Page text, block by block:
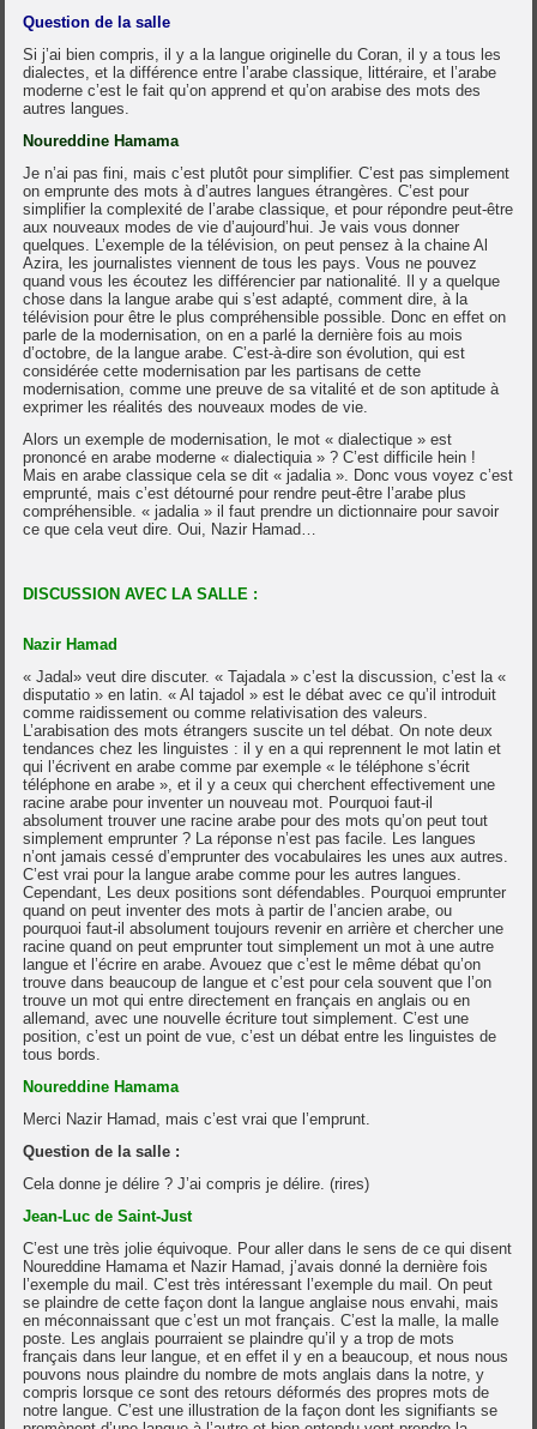
Question de la salle
Si j’ai bien compris, il y a la langue originelle du Coran, il y a tous les
dialectes, et la différence entre l’arabe classique, littéraire, et l’arabe
moderne c’est le fait qu’on apprend et qu’on arabise des mots des
autres langues.
Noureddine Hamama
Je n’ai pas fini, mais c’est plutôt pour simplifier. C’est pas simplement
on emprunte des mots à d’autres langues étrangères. C’est pour
simplifier la complexité de l’arabe classique, et pour répondre peut-être
aux nouveaux modes de vie d’aujourd’hui. Je vais vous donner
quelques. L’exemple de la télévision, on peut pensez à la chaine Al
Azira, les journalistes viennent de tous les pays. Vous ne pouvez
quand vous les écoutez les différencier par nationalité. Il y a quelque
chose dans la langue arabe qui s’est adapté, comment dire, à la
télévision pour être le plus compréhensible possible. Donc en effet on
parle de la modernisation, on en a parlé la dernière fois au mois
d’octobre, de la langue arabe. C’est-à-dire son évolution, qui est
considérée cette modernisation par les partisans de cette
modernisation, comme une preuve de sa vitalité et de son aptitude à
exprimer les réalités des nouveaux modes de vie.
Alors un exemple de modernisation, le mot « dialectique » est
prononcé en arabe moderne « dialectiquia » ? C’est difficile hein !
Mais en arabe classique cela se dit « jadalia ». Donc vous voyez c’est
emprunté, mais c’est détourné pour rendre peut-être l’arabe plus
compréhensible. « jadalia » il faut prendre un dictionnaire pour savoir
ce que cela veut dire. Oui, Nazir Hamad…
DISCUSSION AVEC LA SALLE :
Nazir Hamad
« Jadal» veut dire discuter. « Tajadala » c’est la discussion, c’est la «
disputatio » en latin. « Al tajadol » est le débat avec ce qu’il introduit
comme raidissement ou comme relativisation des valeurs.
L’arabisation des mots étrangers suscite un tel débat. On note deux
tendances chez les linguistes : il y en a qui reprennent le mot latin et
qui l’écrivent en arabe comme par exemple « le téléphone s’écrit
téléphone en arabe », et il y a ceux qui cherchent effectivement une
racine arabe pour inventer un nouveau mot. Pourquoi faut-il
absolument trouver une racine arabe pour des mots qu’on peut tout
simplement emprunter ? La réponse n’est pas facile. Les langues
n’ont jamais cessé d’emprunter des vocabulaires les unes aux autres.
C’est vrai pour la langue arabe comme pour les autres langues.
Cependant, Les deux positions sont défendables. Pourquoi emprunter
quand on peut inventer des mots à partir de l’ancien arabe, ou
pourquoi faut-il absolument toujours revenir en arrière et chercher une
racine quand on peut emprunter tout simplement un mot à une autre
langue et l’écrire en arabe. Avouez que c’est le même débat qu’on
trouve dans beaucoup de langue et c’est pour cela souvent que l’on
trouve un mot qui entre directement en français en anglais ou en
allemand, avec une nouvelle écriture tout simplement. C’est une
position, c’est un point de vue, c’est un débat entre les linguistes de
tous bords.
Noureddine Hamama
Merci Nazir Hamad, mais c’est vrai que l’emprunt.
Question de la salle :
Cela donne je délire ? J’ai compris je délire. (rires)
Jean-Luc de Saint-Just
C’est une très jolie équivoque. Pour aller dans le sens de ce qui disent
Noureddine Hamama et Nazir Hamad, j’avais donné la dernière fois
l’exemple du mail. C’est très intéressant l’exemple du mail. On peut
se plaindre de cette façon dont la langue anglaise nous envahi, mais
en méconnaissant que c’est un mot français. C’est la malle, la malle
poste. Les anglais pourraient se plaindre qu’il y a trop de mots
français dans leur langue, et en effet il y en a beaucoup, et nous nous
pouvons nous plaindre du nombre de mots anglais dans la notre, y
compris lorsque ce sont des retours déformés des propres mots de
notre langue. C’est une illustration de la façon dont les signifiants se